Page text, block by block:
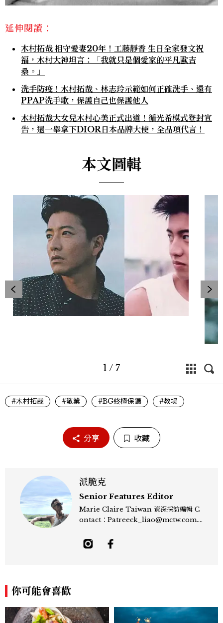
延伸閱讀：
木村拓哉 相守愛妻20年！工藤靜香 生日全家發文祝
福，木村大神坦言：「我就只是個愛家的平凡歐吉
桑。」
洗手防疫！木村拓哉、林志玲示範如何正確洗手、還有
PPAP洗手歌，保護自己也保護他人
木村拓哉大女兒木村心美正式出道！循光希模式登封宣
告，還一舉拿下DIOR日本品牌大使，全品項代言！
本文圖輯
1 / 7
#木村拓哉 #敬業 #BG終極保鑣 #教場
分享 收藏
派脆克
Senior Features Editor
Marie Claire Taiwan 資深採訪編輯 C
ontact：Patreeck_liao@mctw.com.t
敏銳的觀察力與敘事能力，撰寫出兼具深度
與美感的專題內容，長期關注亞洲娛樂、人
力的跨平台敘事語言。認為好的內容不僅是
你可能會喜歡